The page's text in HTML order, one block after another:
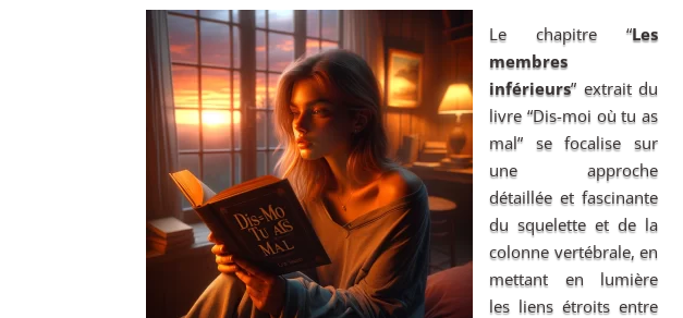
Le chapitre “Les
membres
inférieurs” extrait du
livre “Dis-moi où tu as
mal” se focalise sur
une approche
détaillée et fascinante
du squelette et de la
colonne vertébrale, en
mettant en lumière
les liens étroits entre